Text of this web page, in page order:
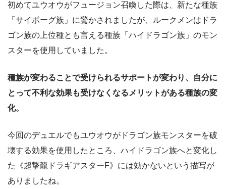
初めてユウオウがフュージョン召喚した際は、新たな種族
「サイボーグ族」に驚かされましたが、ルークメンはドラ
ゴン族の上位種とも言える種族「ハイドラゴン族」のモン
スターを使用していました。
種族が変わることで受けられるサポートが変わり、自分に
とって不利な効果も受けなくなるメリットがある種族の変
化。
今回のデュエルでもユウオウがドラゴン族モンスターを破
壊する効果を使用したところ、ハイドラゴン族へと変化し
た《超撃龍ドラギアスターF》には効かないという描写が
ありましたね。